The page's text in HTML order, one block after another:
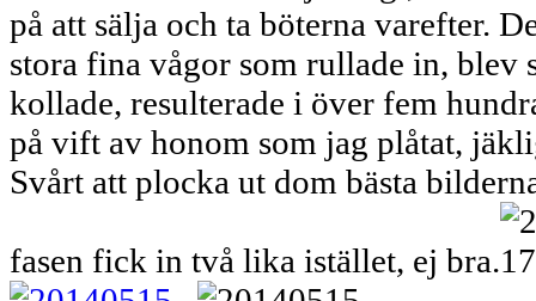
på att sälja och ta böterna varefter.
stora fina vågor som rullade in, blev
kollade, resulterade i över fem
på vift av honom som jag plåtat,
Svårt att plocka ut dom bästa
fasen fick in två lika istället, ej bra.